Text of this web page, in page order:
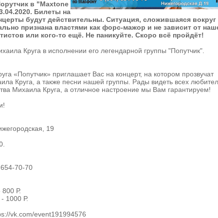
в "Maxtone
Билеты на
будут действительны. Ситуация, сложившаяся вокруг
признана властями как форс-мажор и не зависит от
или кого-то ещё. Не паникуйте. Скоро всё пройдёт!
Круга в исполнении его легендарной группы "Попутчик".
«Попутчик» приглашает Вас на концерт, на котором прозвучат
Круга, а также песни нашей группы. Рады видеть всех
Михаила Круга, а отличное настроение мы Вам гарантируем!
19
70-70
Р.
1000 Р.
vk.com/event191994576